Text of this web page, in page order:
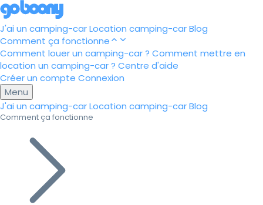
J'ai un camping-carLocation camping-carBlog
Comment ça fonctionne
Comment louer un camping-car ? Comment mettre en
location un camping-car ? Centre d'aide
Créer un compte Connexion
Menu
J'ai un camping-carLocation camping-carBlog
Comment ça fonctionne